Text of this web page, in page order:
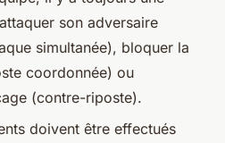
son adversaire
simultanée), bloquer la
coordonnée) ou
(contre-riposte).
doivent être effectués